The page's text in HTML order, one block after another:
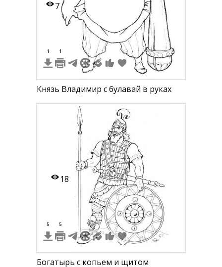
7
1 1
Князь Владимир с булавай в руках
18
5 5
Богатырь с копьем и щитом